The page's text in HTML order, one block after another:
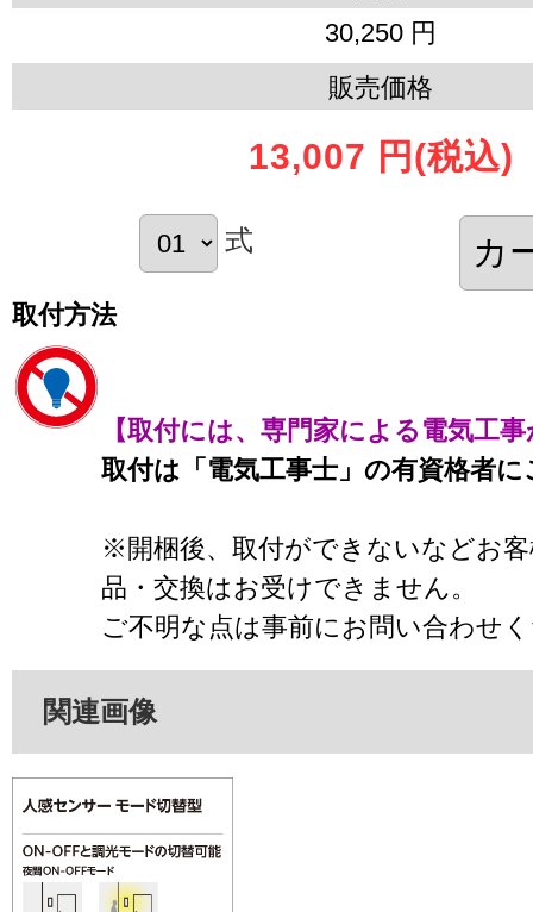
30,250 円
販売価格
13,007 円 (税込)
式
取付方法
【取付には、専門家による電気工
取付は「電気工事士」の有資格者
※開梱後、取付ができないなどお
品・交換はお受けできません。
ご不明な点は事前にお問い合わせ
関連画像